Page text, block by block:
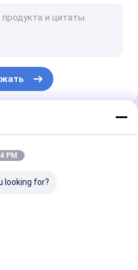
катушки ребра
PM
looking for?